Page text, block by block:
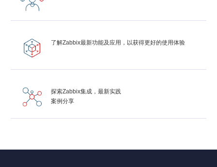
了解Zabbix最新功能及应用，以获得更好的使用体验
探索Zabbix集成，最新实践
案例分享